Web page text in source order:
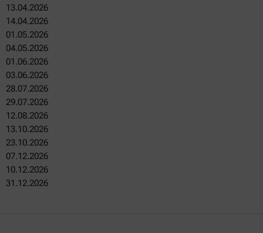
13.04.2026
14.04.2026
01.05.2026
04.05.2026
01.06.2026
03.06.2026
28.07.2026
29.07.2026
12.08.2026
13.10.2026
23.10.2026
07.12.2026
10.12.2026
31.12.2026